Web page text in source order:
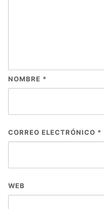
NOMBRE *
CORREO ELECTRÓNICO *
WEB